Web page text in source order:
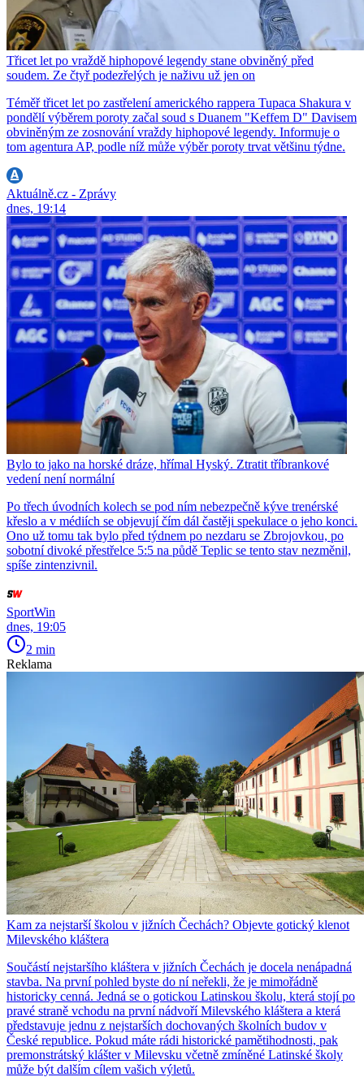
Třicet let po vraždě hiphopové legendy stane obviněný před
soudem. Ze čtyř podezřelých je naživu už jen on
Téměř třicet let po zastřelení amerického rappera Tupaca Shakura v
pondělí výběrem poroty začal soud s Duanem "Keffem D" Davisem
obviněným ze zosnování vraždy hiphopové legendy. Informuje o
tom agentura AP, podle níž může výběr poroty trvat většinu týdne.
Aktuálně.cz - Zprávy
dnes, 19:14
Bylo to jako na horské dráze, hřímal Hyský. Ztratit tříbrankové
vedení není normální
Po třech úvodních kolech se pod ním nebezpečně kýve trenérské
křeslo a v médiích se objevují čím dál častěji spekulace o jeho konci.
Ono už tomu tak bylo před týdnem po nezdaru se Zbrojovkou, po
sobotní divoké přestřelce 5:5 na půdě Teplic se tento stav nezměnil,
spíše zintenzivnil.
SportWin
dnes, 19:05
2 min
Reklama
Kam za nejstarší školou v jižních Čechách? Objevte gotický klenot
Milevského kláštera
Součástí nejstaršího kláštera v jižních Čechách je docela nenápadná
stavba. Na první pohled byste do ní neřekli, že je mimořádně
historicky cenná. Jedná se o gotickou Latinskou školu, která stojí po
pravé straně vchodu na první nádvoří Milevského kláštera a která
představuje jednu z nejstarších dochovaných školních budov v
České republice. Pokud máte rádi historické pamětihodnosti, pak
premonstrátský klášter v Milevsku včetně zmíněné Latinské školy
může být dalším cílem vašich výletů.